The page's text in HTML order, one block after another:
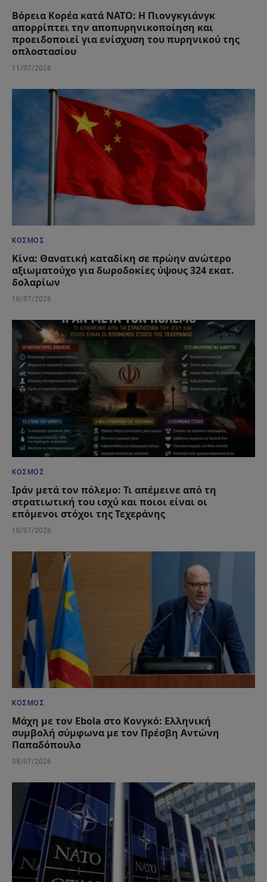
Βόρεια Κορέα κατά ΝΑΤΟ: Η Πιονγκγιάνγκ
απορρίπτει την αποπυρηνικοποίηση και
προειδοποιεί για ενίσχυση του πυρηνικού της
οπλοστασίου
11/07/2026
ΚΌΣΜΟΣ
Κίνα: Θανατική καταδίκη σε πρώην ανώτερο
αξιωματούχο για δωροδοκίες ύψους 324 εκατ.
δολαρίων
10/07/2026
ΚΌΣΜΟΣ
Ιράν μετά τον πόλεμο: Τι απέμεινε από τη
στρατιωτική του ισχύ και ποιοι είναι οι
επόμενοι στόχοι της Τεχεράνης
10/07/2026
ΚΌΣΜΟΣ
Μάχη με τον Ebola στο Κονγκό: Ελληνική
συμβολή σύμφωνα με τον Πρέσβη Αντώνη
Παπαδόπουλο
08/07/2026